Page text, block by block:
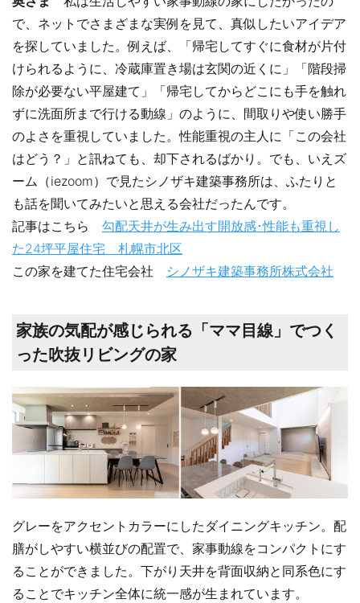
で、ネットでさまざまな実例を見て、真似したいアイデア
を探していました。例えば、「帰宅してすぐに食材が片付
けられるように、冷蔵庫置き場は玄関の近くに」「階段掃
除が必要ない平屋建て」「帰宅してからどこにも手を触れ
ずに洗面所まで行ける動線」のように、間取りや使い勝手
のよさを重視していました。性能重視の主人に「この会社
はどう？」と訊ねても、却下されるばかり。でも、いえズ
ーム（iezoom）で見たシノザキ建築事務所は、ふたりと
も話を聞いてみたいと思える会社だったんです。
記事はこちら 勾配天井が生み出す開放感･性能も重視し
た24坪平屋住宅 札幌市北区
この家を建てた住宅会社 シノザキ建築事務所株式会社
家族の気配が感じられる「ママ目線」でつく
った吹抜リビングの家
グレーをアクセントカラーにしたダイニングキッチン。配
膳がしやすい横並びの配置で、家事動線をコンパクトにす
ることができました。下がり天井を背面収納と同系色にす
ることでキッチン全体に統一感が生まれています。